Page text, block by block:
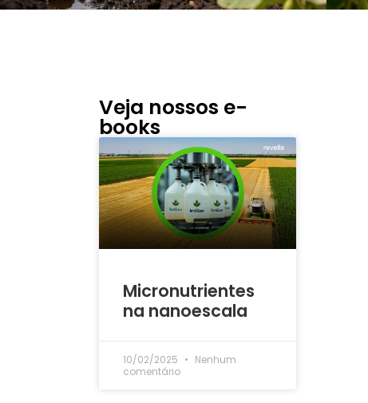
Veja nossos e-
books
Micronutrientes
na nanoescala
10/02/2025
Nenhum
comentário